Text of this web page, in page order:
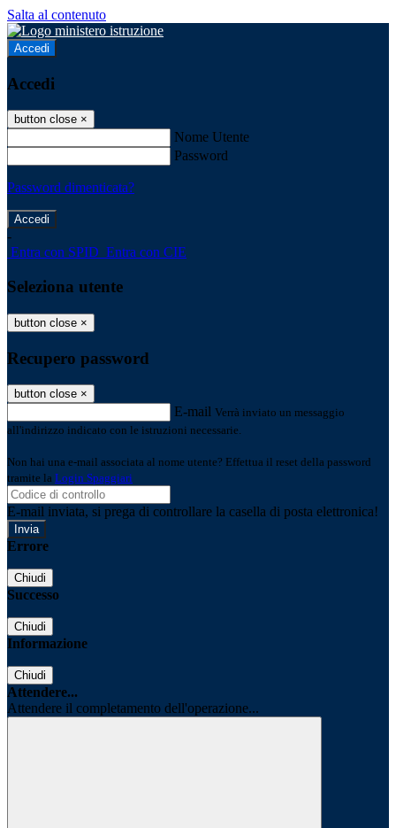
Salta al contenuto
Accedi
Accedi
button close ×
Nome Utente
Password
Password dimenticata?
-
Entra con SPID Entra con CIE
Seleziona utente
button close ×
Recupero password
button close ×
E-mail Verrà inviato un messaggio
all'indirizzo indicato con le istruzioni necessarie.
Non hai una e-mail associata al nome utente? Effettua il reset della password
tramite la Login Spaggiari
E-mail inviata, si prega di controllare la casella di posta elettronica!
Errore
Chiudi
Successo
Chiudi
Informazione
Chiudi
Attendere...
Attendere il completamento dell'operazione...